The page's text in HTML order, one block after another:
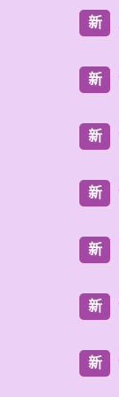
新
新
新
新
新
新
新